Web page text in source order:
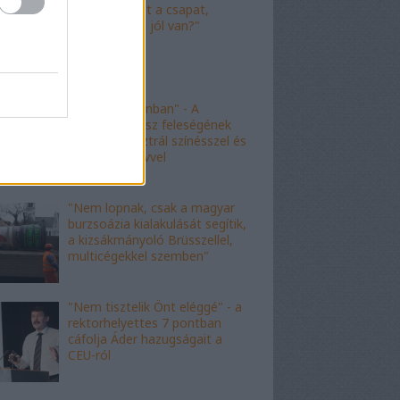
"Nagyot ment a csapat,
Viktor! Család jól van?"
"nem kishazánban" - A
fideszes borász feleségének
esete az ausztrál színésszel és
az angol nyelvvel
"Nem lopnak, csak a magyar
burzsoázia kialakulását segítik,
a kizsákmányoló Brüsszellel,
multicégekkel szemben"
"Nem tisztelik Önt eléggé" - a
rektorhelyettes 7 pontban
cáfolja Áder hazugságait a
CEU-ról